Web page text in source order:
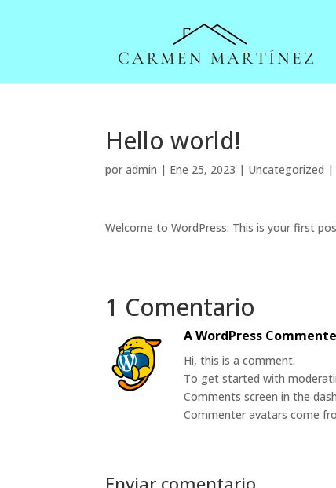
Hello world!
poradmin | Ene 25, 2023 | Uncategorized |
Welcome to WordPress. This is your first
1 Comentario
A WordPress
Hi, this is a comment.
To get started with
Comments screen in the
Commenter avatars come
Enviar comentario